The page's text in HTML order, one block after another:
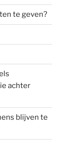
te geven?
achter
blijven te